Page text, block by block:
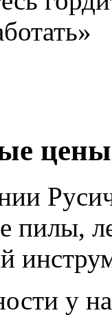
цены
пилы,
у